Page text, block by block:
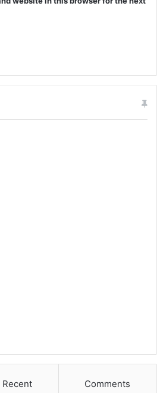
Recent Comments